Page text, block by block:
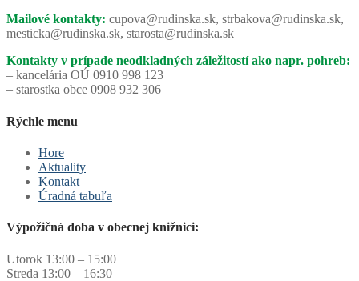
Mailové kontakty: cupova@rudinska.sk, strbakova@rudinska.sk,
mesticka@rudinska.sk, starosta@rudinska.sk
Kontakty v prípade neodkladných záležitostí ako napr. pohreb:
– kancelária OÚ 0910 998 123
– starostka obce 0908 932 306
Rýchle menu
Hore
Aktuality
Kontakt
Úradná tabuľa
Výpožičná doba v obecnej knižnici:
Utorok 13:00 – 15:00
Streda 13:00 – 16:30